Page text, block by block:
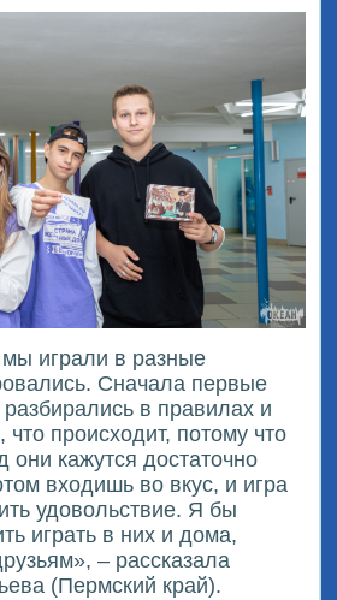
играли в разные
Сначала первые
в правилах и
что происходит, потому что
они кажутся достаточно
входишь во вкус, и игра
удовольствие. Я бы
играть в них и дома,
– рассказала
(Пермский край).